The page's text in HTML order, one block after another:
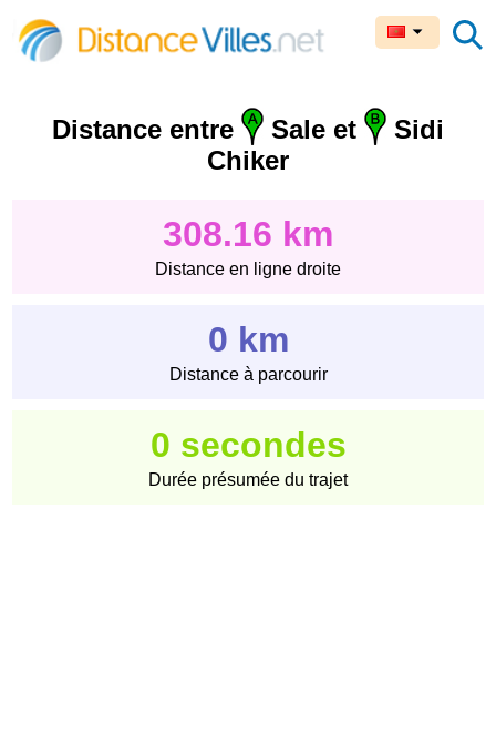
Distance entre Sale et
Sidi
Chiker
308.16 km
Distance en ligne droite
0 km
Distance à parcourir
0 secondes
Durée présumée du trajet